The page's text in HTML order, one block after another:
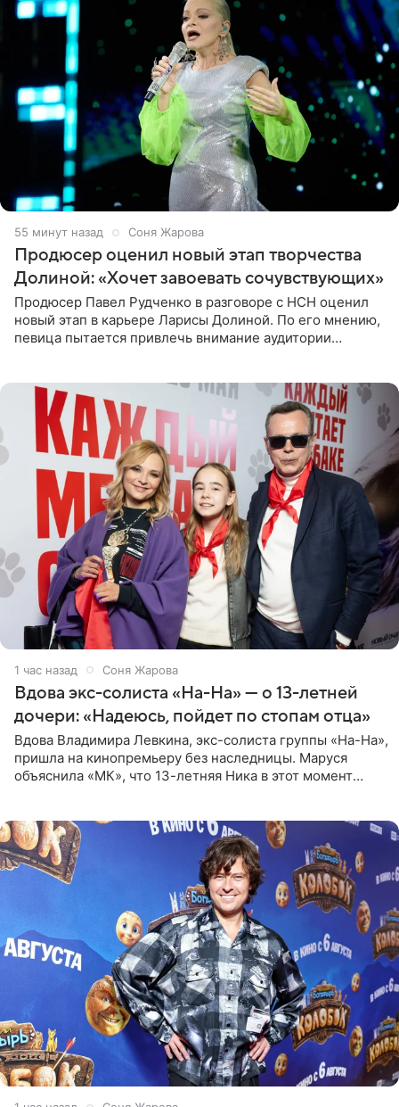
55 минут назад Соня Жарова
Продюсер оценил новый этап творчества
Долиной: «Хочет завоевать сочувствующих»
Продюсер Павел Рудченко в разговоре с НСН оценил
новый этап в карьере Ларисы Долиной. По его мнению,
певица пытается привлечь внимание аудитории
1 час назад Соня Жарова
Вдова экс-солиста «На-На» — о 13-летней
дочери: «Надеюсь, пойдет по стопам отца»
Вдова Владимира Левкина, экс-солиста группы «На-На»,
пришла на кинопремьеру без наследницы. Маруся
объяснила «МК», что 13-летняя Ника в этот момент